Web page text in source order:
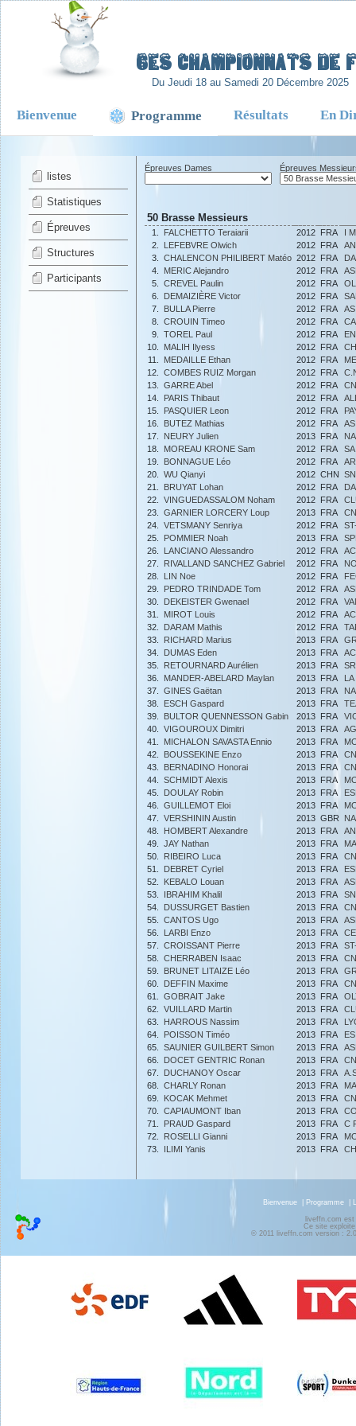
6es Championnats de
Du Jeudi 18 au Samedi 20 Décembre 2025
Bienvenue Programme Résultats En
listes
Statistiques
Épreuves
Structures
Participants
Épreuves Dames Épreuves
50 Brasse Messieurs
1. FALCHETTO Teraiarii 2012 FRA
I
2.
LEFEBVRE Olwich 2012 FRA
3.
CHALENCON PHILIBERT Matéo 2012 FRA
4.
MERIC Alejandro 2012 FRA
5.
CREVEL Paulin 2012 FRA
6.
DEMAIZIÈRE Victor 2012 FRA
7.
BULLA Pierre 2012 FRA
8.
CROUIN Timeo 2012 FRA
9.
TOREL Paul 2012 FRA
10.
MALIH Ilyess 2012 FRA
11.
MEDAILLE Ethan 2012 FRA
12.
COMBES RUIZ Morgan 2012 FRA
13.
GARRE Abel 2012 FRA
14.
PARIS Thibaut 2012 FRA
15.
PASQUIER Leon 2012 FRA
16.
BUTEZ Mathias 2012 FRA
17.
NEURY Julien 2013 FRA
18.
MOREAU KRONE Sam 2012 FRA
19.
BONNAGUE Léo 2012 FRA
20.
WU Qianyi 2012 CHN
21.
BRUYAT Lohan 2012 FRA
22.
VINGUEDASSALOM Noham 2012 FRA
23.
GARNIER LORCERY Loup 2013 FRA
24.
VETSMANY Senriya 2012 FRA
25.
POMMIER Noah 2013 FRA
26.
LANCIANO Alessandro 2012 FRA
27.
RIVALLAND SANCHEZ Gabriel 2012 FRA
28.
LIN Noe 2012 FRA
29.
PEDRO TRINDADE Tom 2012 FRA
30.
DEKEISTER Gwenael 2012 FRA
31.
MIROT Louis 2012 FRA
32.
DARAM Mathis 2012 FRA
33.
RICHARD Marius 2013 FRA
34.
DUMAS Eden 2013 FRA
35.
RETOURNARD Aurélien 2013 FRA
36.
MANDER-ABELARD Maylan 2013 FRA
37.
GINES Gaëtan 2013 FRA
38.
ESCH Gaspard 2013 FRA
39.
BULTOR QUENNESSON Gabin 2013 FRA
40.
VIGOUROUX Dimitri 2013 FRA
41.
MICHALON SAVASTA Ennio 2013 FRA
42.
BOUSSEKINE Enzo 2013 FRA
43.
BERNADINO Honorai 2013 FRA
44.
SCHMIDT Alexis 2013 FRA
45.
DOULAY Robin 2013 FRA
46.
GUILLEMOT Eloi 2013 FRA
47.
VERSHININ Austin 2013 GBR
48.
HOMBERT Alexandre 2013 FRA
49.
JAY Nathan 2013 FRA
50.
RIBEIRO Luca 2013 FRA
51.
DEBRET Cyriel 2013 FRA
52.
KEBALO Louan 2013 FRA
53.
IBRAHIM Khalil 2013 FRA
54.
DUSSURGET Bastien 2013 FRA
55.
CANTOS Ugo 2013 FRA
56.
LARBI Enzo 2013 FRA
57.
CROISSANT Pierre 2013 FRA
58.
CHERRABEN Isaac 2013 FRA
59.
BRUNET LITAIZE Léo 2013 FRA
60.
DEFFIN Maxime 2013 FRA
61.
GOBRAIT Jake 2013 FRA
62.
VUILLARD Martin 2013 FRA
63.
HARROUS Nassim 2013 FRA
64.
POISSON Timéo 2013 FRA
65.
SAUNIER GUILBERT Simon 2013 FRA
66.
DOCET GENTRIC Ronan 2013 FRA
67.
DUCHANOY Oscar 2013 FRA
68.
CHARLY Ronan 2013 FRA
69.
KOCAK Mehmet 2013 FRA
70.
CAPIAUMONT Iban 2013 FRA
71.
PRAUD Gaspard 2013 FRA
C
72.
ROSELLI Gianni 2013 FRA
73.
ILIMI Yanis 2013 FRA
Bienvenue Programme
liveffn.com
Ce site
© 2011 liveffn.com version :